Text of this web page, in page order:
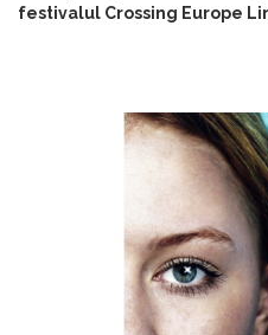
festivalul Crossing Europe